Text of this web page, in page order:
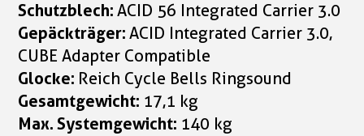
Schutzblech:ACID 56 Integrated Carrier 3.0
Gepäckträger:ACID Integrated Carrier 3.0,
CUBE Adapter Compatible
Glocke: Reich Cycle Bells Ringsound
Gesamtgewicht: 17,1 kg
Max. Systemgewicht: 140 kg